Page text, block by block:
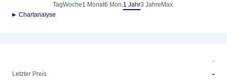
TagWoche1 Monat6 Mon.1 Jahr3 Jahre Max.
► Chartanalyse
-
Letzter Preis
-